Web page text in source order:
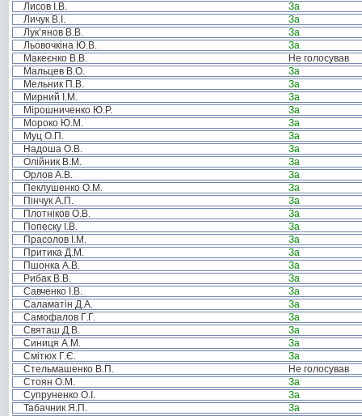
Лисов І.В.
За
Личук В.І.
За
Лук’янов В.В.
За
Льовочкіна Ю.В.
За
Макеєнко В.В.
Не голосував
Мальцев В.О.
За
Мельник П.В.
За
Мирний І.М.
За
Мірошниченко Ю.Р.
За
Мороко Ю.М.
За
Муц О.П.
За
Надоша О.В.
За
Олійник В.М.
За
Орлов А.В.
За
Пеклушенко О.М.
За
Пінчук А.П.
За
Плотніков О.В.
За
Попеску І.В.
За
Прасолов І.М.
За
Притика Д.М.
За
Пшонка А.В.
За
Рибак В.В.
За
Савченко І.В.
За
Саламатін Д.А.
За
Самофалов Г.Г.
За
Святаш Д.В.
За
Синиця А.М.
За
Смітюх Г.Є.
За
Стельмашенко В.П.
Не голосував
Стоян О.М.
За
Супруненко О.І.
За
Табачник Я.П.
За